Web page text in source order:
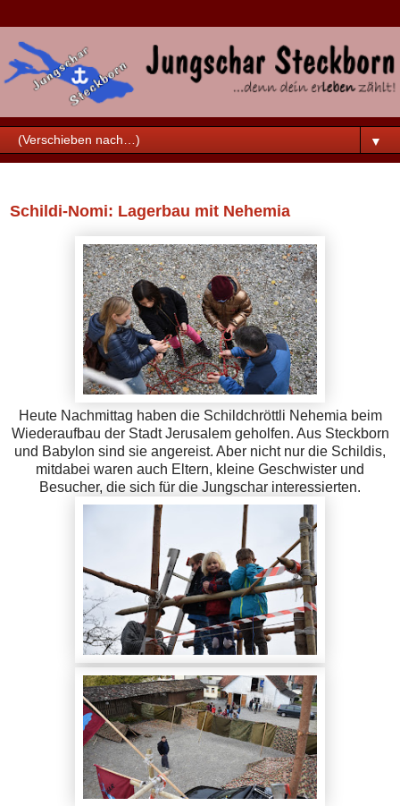
▼
Schildi-Nomi: Lagerbau mit Nehemia
Heute Nachmittag haben die Schildchröttli Nehemia beim
Wiederaufbau der Stadt Jerusalem geholfen. Aus Steckborn
und Babylon sind sie angereist. Aber nicht nur die Schildis,
mitdabei waren auch Eltern, kleine Geschwister und
Besucher, die sich für die Jungschar interessierten.